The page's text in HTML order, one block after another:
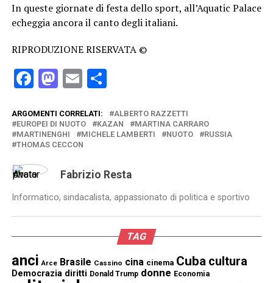
In queste giornate di festa dello sport, all’Aquatic Palace
echeggia ancora il canto degli italiani.
RIPRODUZIONE RISERVATA ©
Facebook
Mastodon
EmailCondividi
ARGOMENTI CORRELATI:
ALBERTO RAZZETTI
EUROPEI DI NUOTO
KAZAN
MARTINA CARRARO
MARTINENGHI
MICHELE LAMBERTI NUOTO
RUSSIA
THOMAS CECCON
Fabrizio Resta
Informatico, sindacalista, appassionato di politica e sportivo
TAG
anci Arce Brasile Cassino cina cinema Cuba cultura
Democrazia diritti Donald Trump donne Economia